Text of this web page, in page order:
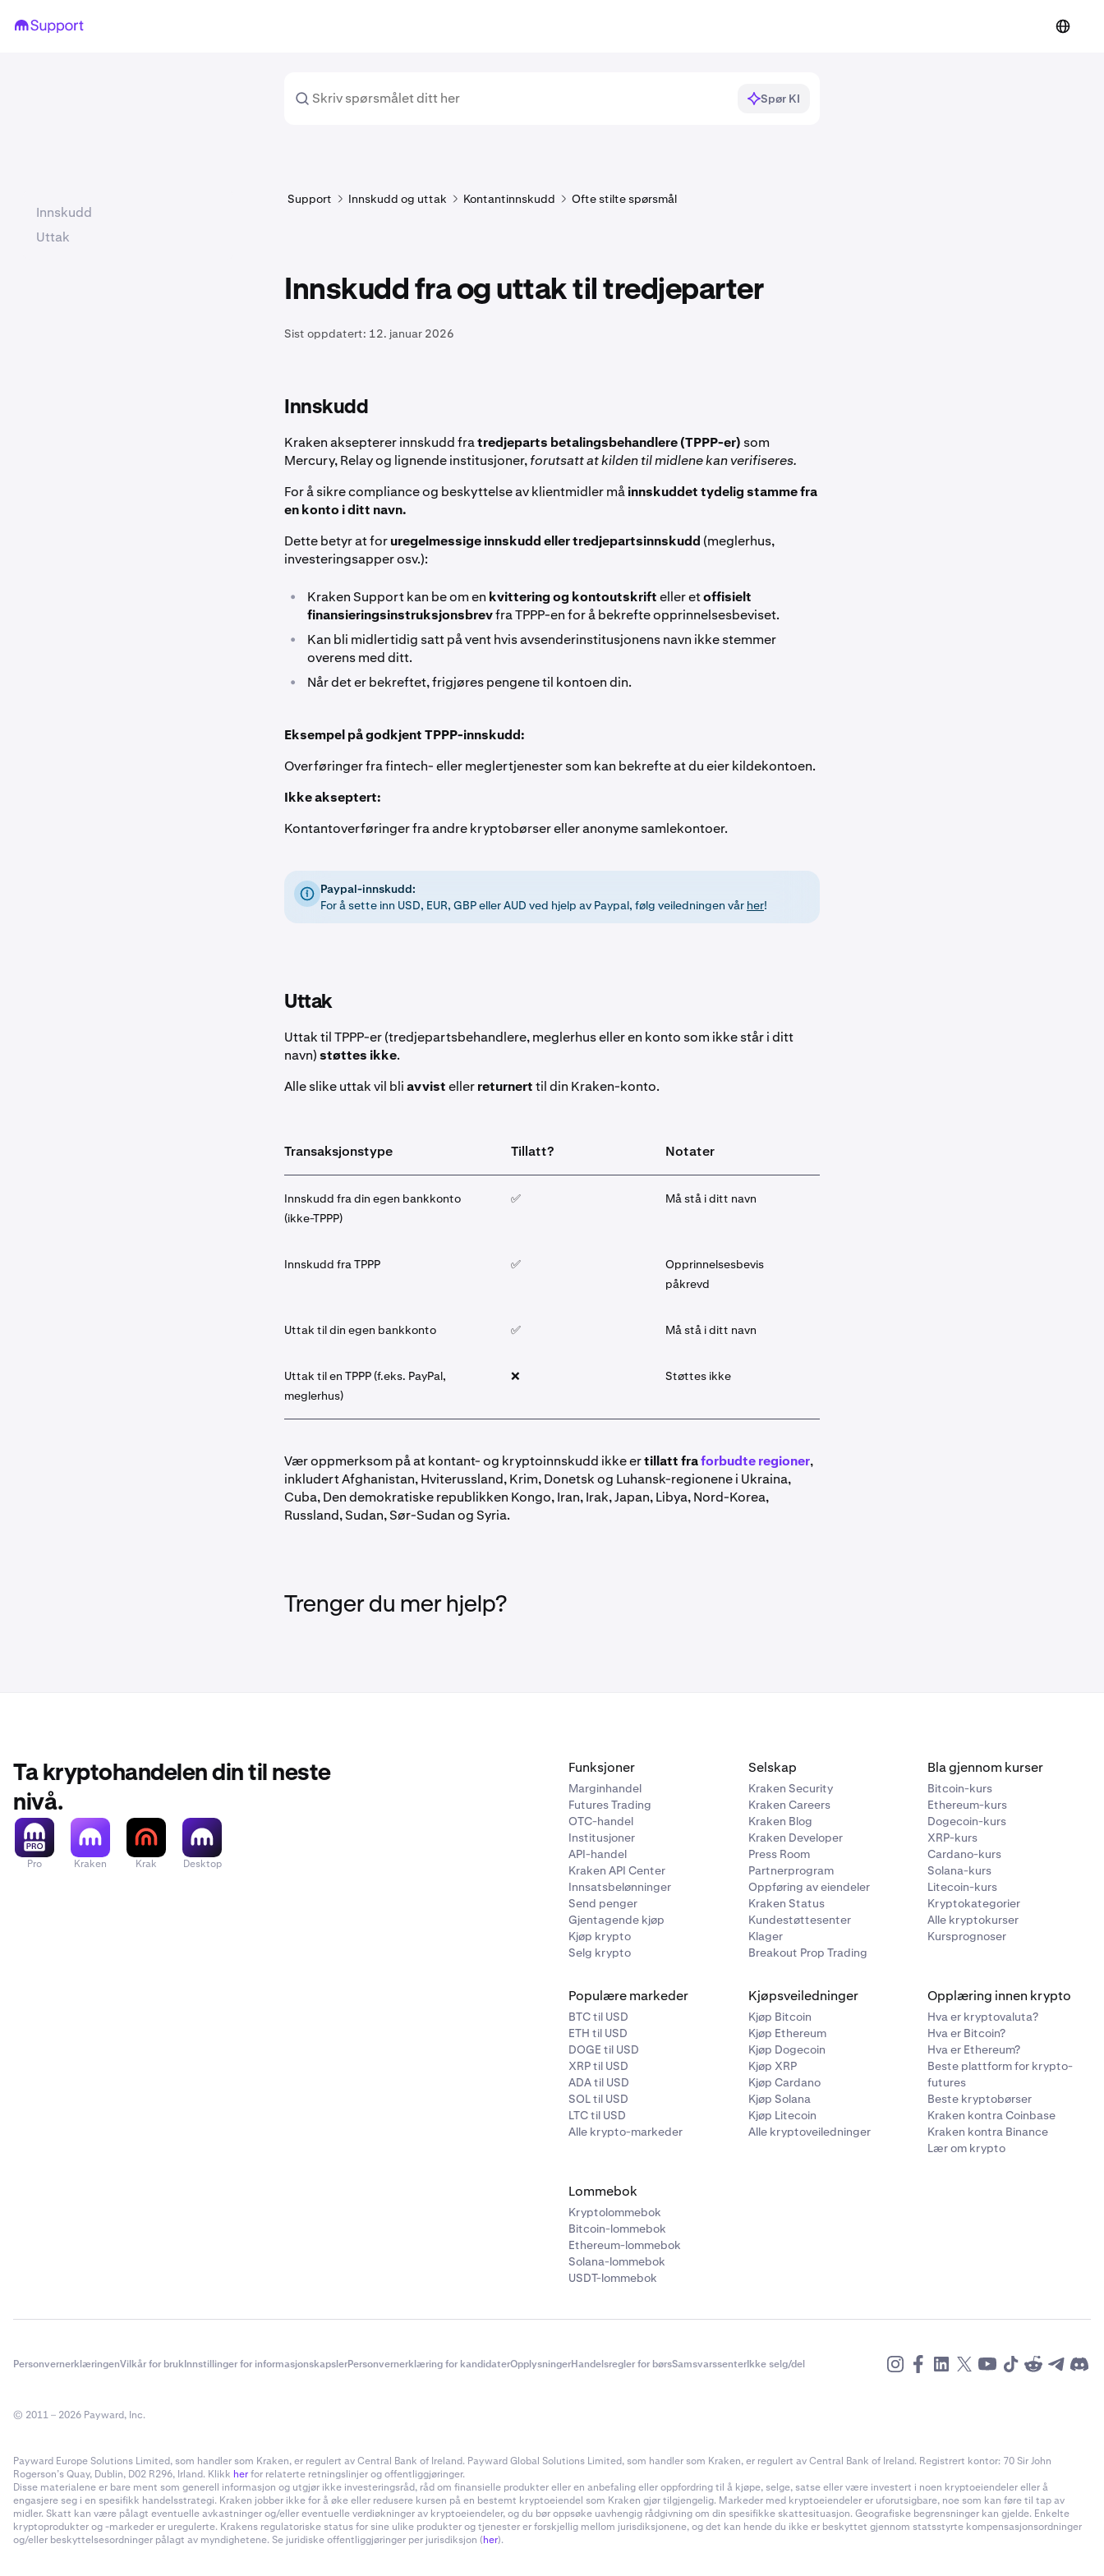
Spør KI
Support Innskudd og uttak Kontantinnskudd Ofte stilte spørsmål
Innskudd fra og uttak til tredjeparter
Sist oppdatert: 12. januar 2026
Innskudd
Kraken aksepterer innskudd fratredjeparts betalingsbehandlere (TPPP-er) som
Mercury, Relay og lignende institusjoner,forutsatt at kilden til midlene kan verifiseres.
For å sikre compliance og beskyttelse av klientmidler måinnskuddet tydelig stamme fra
en konto i ditt navn.
Dette betyr at foruregelmessige innskudd eller tredjepartsinnskudd (meglerhus,
investeringsapper osv.):
• Kraken Support kan be om en kvittering og kontoutskrifteller etoffisielt
finansieringsinstruksjonsbrevfra TPPP-en for å bekrefte opprinnelsesbeviset.
•
Kan bli midlertidig satt på vent hvis avsenderinstitusjonens navn ikke stemmer
overens med ditt.
• Når det er bekreftet, frigjøres pengene til kontoen din.
Eksempel på godkjent TPPP-innskudd:
Overføringer fra fintech- eller meglertjenester som kan bekrefte at du eier kildekontoen.
Ikke akseptert:
Kontantoverføringer fra andre kryptobørser eller anonyme samlekontoer.
Paypal-innskudd:
For å sette inn USD, EUR, GBP eller AUD ved hjelp av Paypal, følg veiledningen vår her!
Uttak
Uttak til TPPP-er (tredjepartsbehandlere, meglerhus eller en konto som ikke står i ditt
navn)støttes ikke.
Alle slike uttak vil bliavvistellerreturnerttil din Kraken-konto.
Transaksjonstype Tillatt? Notater
Innskudd fra din egen bankkonto
(ikke-TPPP)
✅ Må stå i ditt navn
Innskudd fra TPPP ✅
Opprinnelsesbevis
påkrevd
Uttak til din egen bankkonto ✅ Må stå i ditt navn
Uttak til en TPPP (f.eks. PayPal,
meglerhus)
❌ Støttes ikke
Vær oppmerksom på at kontant- og kryptoinnskudd ikke ertillatt fraforbudte regioner,
inkludert Afghanistan, Hviterussland, Krim, Donetsk og Luhansk-regionene i Ukraina,
Cuba, Den demokratiske republikken Kongo, Iran, Irak, Japan, Libya, Nord-Korea,
Russland, Sudan, Sør-Sudan og Syria.
Innskudd
Uttak
Trenger du mer hjelp?
Ta kryptohandelen din til neste
nivå.
Pro Kraken Krak Desktop
Funksjoner
Marginhandel
Futures Trading
OTC-handel
Institusjoner
API-handel
Kraken API Center
Innsatsbelønninger
Send penger
Gjentagende kjøp
Kjøp krypto
Selg krypto
Selskap
Kraken Security
Kraken Careers
Kraken Blog
Kraken Developer
Press Room
Partnerprogram
Oppføring av eiendeler
Kraken Status
Kundestøttesenter
Klager
Breakout Prop Trading
Bla gjennom kurser
Bitcoin-kurs
Ethereum-kurs
Dogecoin-kurs
XRP-kurs
Cardano-kurs
Solana-kurs
Litecoin-kurs
Kryptokategorier
Alle kryptokurser
Kursprognoser
Populære markeder
BTC til USD
ETH til USD
DOGE til USD
XRP til USD
ADA til USD
SOL til USD
LTC til USD
Alle krypto-markeder
Kjøpsveiledninger
Kjøp Bitcoin
Kjøp Ethereum
Kjøp Dogecoin
Kjøp XRP
Kjøp Cardano
Kjøp Solana
Kjøp Litecoin
Alle kryptoveiledninger
Opplæring innen krypto
Hva er kryptovaluta?
Hva er Bitcoin?
Hva er Ethereum?
Beste plattform for krypto-
futures
Beste kryptobørser
Kraken kontra Coinbase
Kraken kontra Binance
Lær om krypto
Lommebok
Kryptolommebok
Bitcoin-lommebok
Ethereum-lommebok
Solana-lommebok
USDT-lommebok
PersonvernerklæringenVilkår for brukInnstillinger for informasjonskapslerPersonvernerklæring for kandidaterOpplysningerHandelsregler for børsSamsvarssenterIkke selg/del
© 2011 – 2026 Payward, Inc.
Payward Europe Solutions Limited, som handler som Kraken, er regulert av Central Bank of Ireland. Payward Global Solutions Limited, som handler som Kraken, er regulert av Central Bank of Ireland. Registrert kontor: 70 Sir John
Rogerson’s Quay, Dublin, D02 R296, Irland. Klikk herfor relaterte retningslinjer og offentliggjøringer.
Disse materialene er bare ment som generell informasjon og utgjør ikke investeringsråd, råd om finansielle produkter eller en anbefaling eller oppfordring til å kjøpe, selge, satse eller være investert i noen kryptoeiendeler eller å
engasjere seg i en spesifikk handelsstrategi. Kraken jobber ikke for å øke eller redusere kursen på en bestemt kryptoeiendel som Kraken gjør tilgjengelig. Markeder med kryptoeiendeler er uforutsigbare, noe som kan føre til tap av
midler. Skatt kan være pålagt eventuelle avkastninger og/eller eventuelle verdiøkninger av kryptoeiendeler, og du bør oppsøke uavhengig rådgivning om din spesifikke skattesituasjon. Geografiske begrensninger kan gjelde. Enkelte
kryptoprodukter og -markeder er uregulerte. Krakens regulatoriske status for sine ulike produkter og tjenester er forskjellig mellom jurisdiksjonene, og det kan hende du ikke er beskyttet gjennom statsstyrte kompensasjonsordninger
og/eller beskyttelsesordninger pålagt av myndighetene. Se juridiske offentliggjøringer per jurisdiksjon (her).